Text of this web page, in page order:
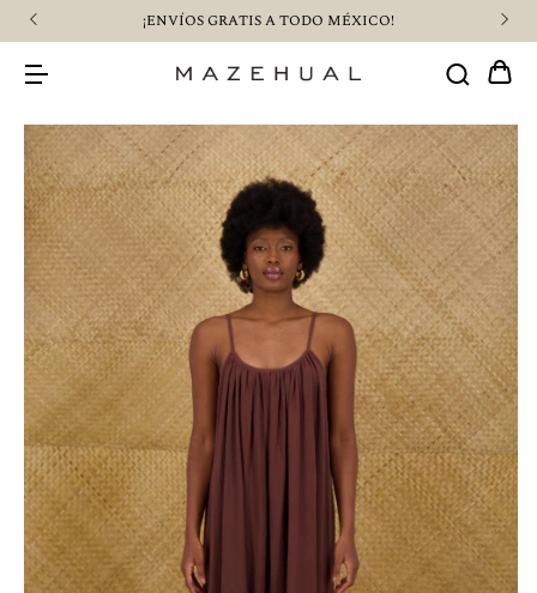
¡ENVÍOS GRATIS A TODO MÉXICO!